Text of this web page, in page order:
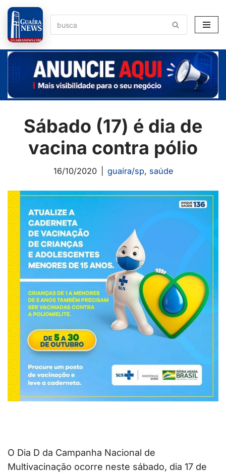
Pular
para
o
conteúdo
Sábado (17) é dia de
vacina contra pólio
16/10/2020 guaíra/sp, saúde
O Dia D da Campanha Nacional de
Multivacinação ocorre neste sábado, dia 17 de